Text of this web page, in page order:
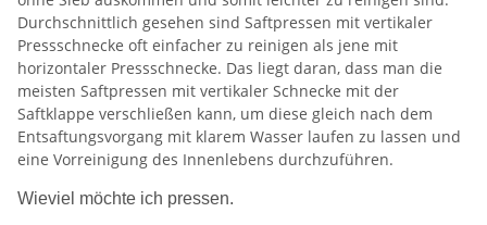
Durchschnittlich gesehen sind Saftpressen mit vertikaler
Pressschnecke oft einfacher zu reinigen als jene mit
horizontaler Pressschnecke. Das liegt daran, dass man die
meisten Saftpressen mit vertikaler Schnecke mit der
Saftklappe verschließen kann, um diese gleich nach dem
Entsaftungsvorgang mit klarem Wasser laufen zu lassen und
eine Vorreinigung des Innenlebens durchzuführen.
Wieviel möchte ich pressen.